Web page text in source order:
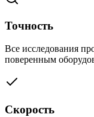
Точность
Все исследования
поверенным
Скорость